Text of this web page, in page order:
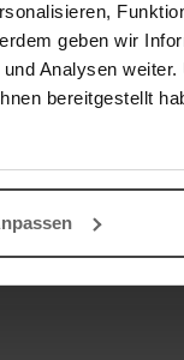
geben wir
Analysen
bereitgestellt
echte